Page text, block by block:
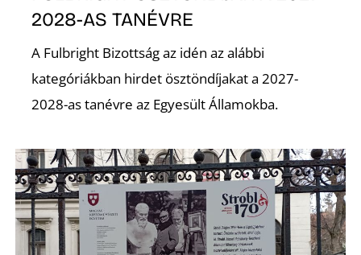
2028-AS TANÉVRE
A Fulbright Bizottság az idén az alábbi
kategóriákban hirdet ösztöndíjakat a 2027-
2028-as tanévre az Egyesült Államokba.